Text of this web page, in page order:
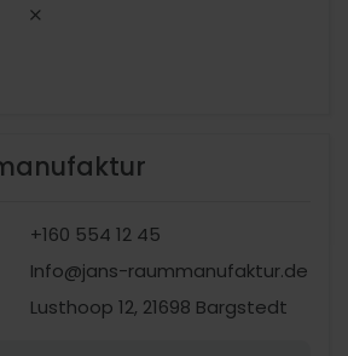
+160 554 12 45
Info@jans-raummanufaktur.de
Lusthoop 12, 21698 Bargstedt